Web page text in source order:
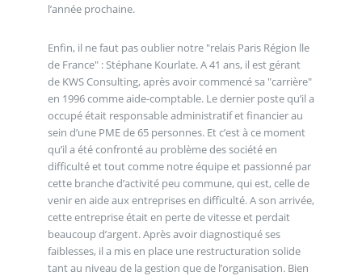
l’année prochaine.
Enfin, il ne faut pas oublier notre "relais Paris Région lle
de France" : Stéphane Kourlate. A 41 ans, il est gérant
de KWS Consulting, après avoir commencé sa "carrière"
en 1996 comme aide-comptable. Le dernier poste qu’il a
occupé était responsable administratif et financier au
sein d’une PME de 65 personnes. Et c’est à ce moment
qu’il a été confronté au problème des société en
difficulté et tout comme notre équipe et passionné par
cette branche d’activité peu commune, qui est, celle de
venir en aide aux entreprises en difficulté. A son arrivée,
cette entreprise était en perte de vitesse et perdait
beaucoup d’argent. Après avoir diagnostiqué ses
faiblesses, il a mis en place une restructuration solide
tant au niveau de la gestion que de l’organisation. Bien